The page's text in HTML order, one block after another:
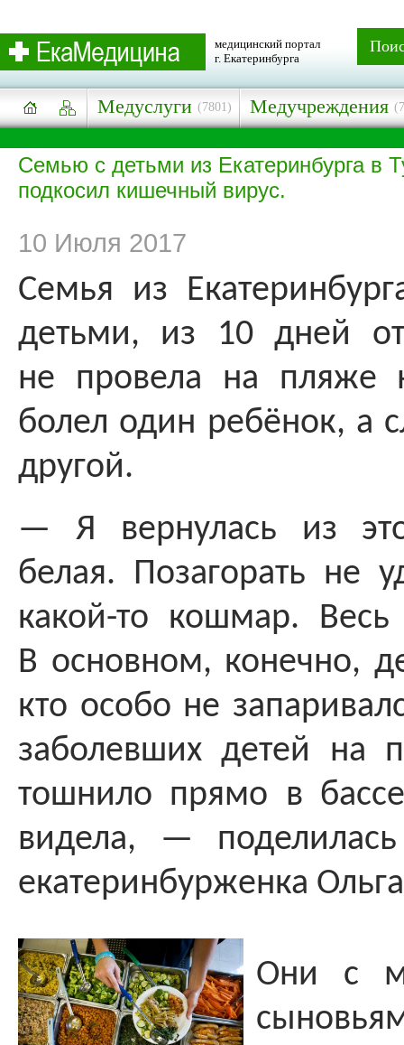
медицинский портал
г. Екатеринбурга
Медуслуги (7801) Медучреждения
Семью с детьми из Екатеринбурга в
подкосил кишечный вирус.
10 Июля 2017
Семья из
детьми, из 10 дней
не провела на
болел один ребёнок, а
другой.
— Я вернулась из
белая. Позагорать не
какой-то кошмар.
В основном, конечно,
кто особо не
заболевших детей на
тошнило прямо в
видела, — поделилась
екатеринбурженка
Они с